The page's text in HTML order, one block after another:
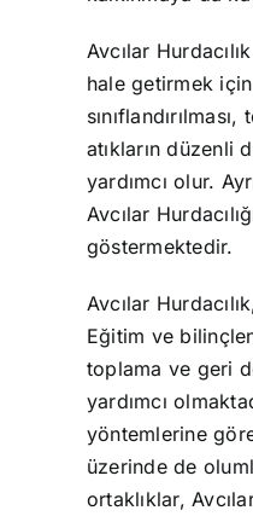
Avcılar
hale getirmek
atıkların düzenli
yardımcı olur.
Avcılar
göstermektedir.
Avcılar
Eğitim ve
toplama ve geri
yardımcı
yöntemlerine
üzerinde de
ortaklıklar,